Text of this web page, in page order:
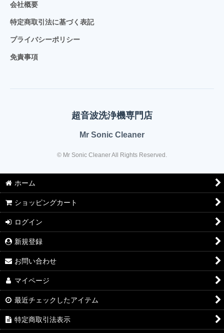
会社概要
特定商取引法に基づく表記
プライバシーポリシー
免責事項
超音波洗浄機専門店
Mr Sonic Cleaner
© Mr Sonic Cleaner All Rights Reserved.
ホーム
ショッピングカート
ログイン
新規登録
お問い合わせ
マイページ
最近チェックしたアイテム
特定商取引法表示